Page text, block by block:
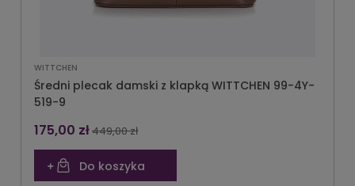
WITTCHEN
Średni plecak damski z klapką WITTCHEN 99-4Y-
519-9
175,00 zł449,00 zł
Do koszyka